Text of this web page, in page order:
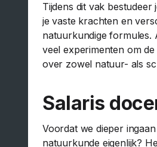
Tijdens dit vak
je vaste krachten en
natuurkundige formules.
veel experimenten om
over zowel natuur- als
Salaris
Voordat we dieper
natuurkunde eigenlijk?